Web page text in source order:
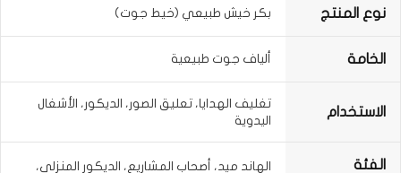
نوع المنتج بكر خيش طبيعي (خيط جوت)
الخامة ألياف جوت طبيعية
الاستخدام
تغليف الهدايا، تعليق الصور، الديكور، الأشغال
اليدوية
الفئة الهاند ميد، أصحاب المشاريع، الديكور المنزلي،